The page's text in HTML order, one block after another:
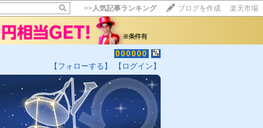
>>人気記事ランキング ブログを作成 楽天市場
000000
【フォローする】 【ログイン】
15記事にいいね！で1ポイント
いいね!